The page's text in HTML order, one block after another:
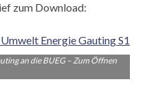
zum Download:
an die BUEG – Zum Öffnen